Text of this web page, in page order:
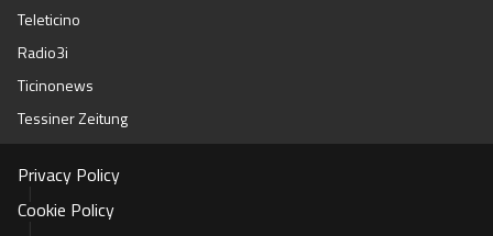
Teleticino
Radio3i
Ticinonews
Tessiner Zeitung
Privacy Policy
Cookie Policy